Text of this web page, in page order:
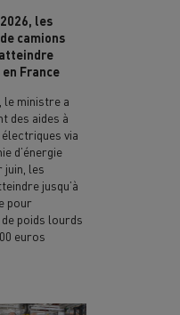
les
camions
en France
le ministre a
des aides à
via
d’énergie
juin, les
jusqu’à
pour
de poids lourds
euros